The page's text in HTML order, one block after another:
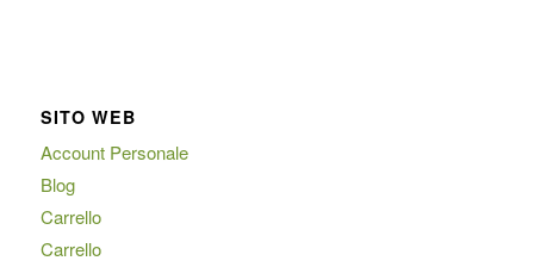
SITO WEB
Account Personale
Blog
Carrello
Carrello